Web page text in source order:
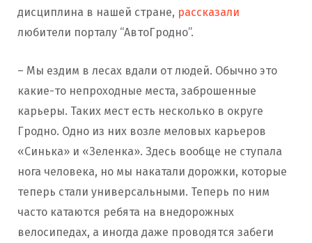
дисциплина в нашей стране, рассказали
любители порталу “АвтоГродно”.
– Мы ездим в лесах вдали от людей. Обычно это
какие-то непроходные места, заброшенные
карьеры. Таких мест есть несколько в округе
Гродно. Одно из них возле меловых карьеров
«Синька» и «Зеленка». Здесь вообще не ступала
нога человека, но мы накатали дорожки, которые
теперь стали универсальными. Теперь по ним
часто катаются ребята на внедорожных
велосипедах, а иногда даже проводятся забеги